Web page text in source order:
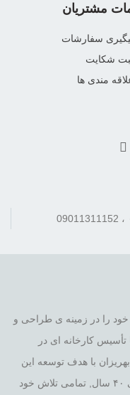
مشتریان
سفارشات
شکایت
مندی ها
در سال ۱۳۵۵ فعالیت خود را در زمینه ی طراحی و
تأسیس کارخانه ای در
با هدف توسعه این
صنعت بر اساس ارتقاء کیفیت و نوآوری طی ۴۰ سال, تمامی تلاش خود